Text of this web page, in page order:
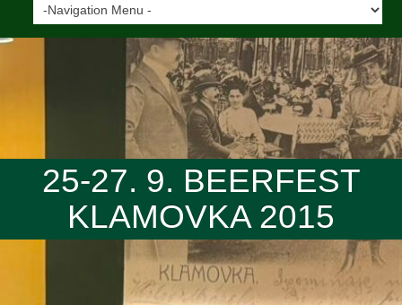
25-27. 9. BEERFEST
KLAMOVKA 2015